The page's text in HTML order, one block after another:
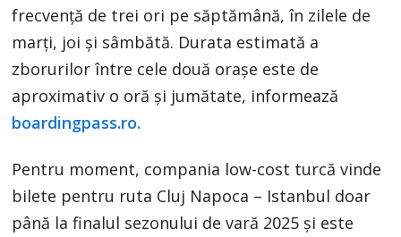
frecvență de trei ori pe săptămână, în zilele de
marți, joi și sâmbătă. Durata estimată a
zborurilor între cele două orașe este de
aproximativ o oră și jumătate, informează
boardingpass.ro.
Pentru moment, compania low-cost turcă vinde
bilete pentru ruta Cluj Napoca – Istanbul doar
până la finalul sezonului de vară 2025 și este